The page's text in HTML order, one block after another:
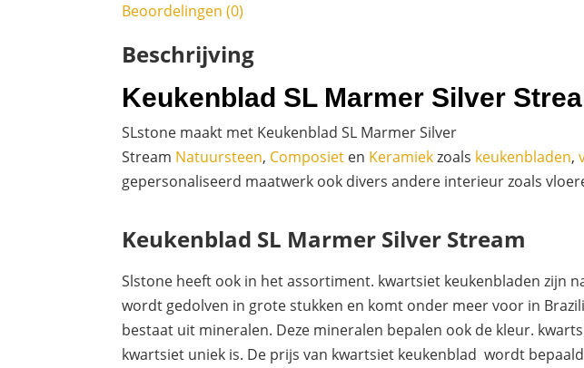
Beoordelingen (0)
Beschrijving
Keukenblad SL Marmer Silver
SLstone maakt met Keukenblad SL Marmer Silver
Stream Natuursteen, Composiet en Keramiekzoals keukenbladen,
gepersonaliseerd maatwerk ook divers andere interieur zoals
Keukenblad SL Marmer Silver Stream
Slstone heeft ook in het assortiment. kwartsiet keukenbladen
wordt gedolven in grote stukken en komt onder meer voor in
bestaat uit mineralen. Deze mineralen bepalen ook de kleur.
kwartsiet uniek is. De prijs van kwartsiet keukenblad wordt